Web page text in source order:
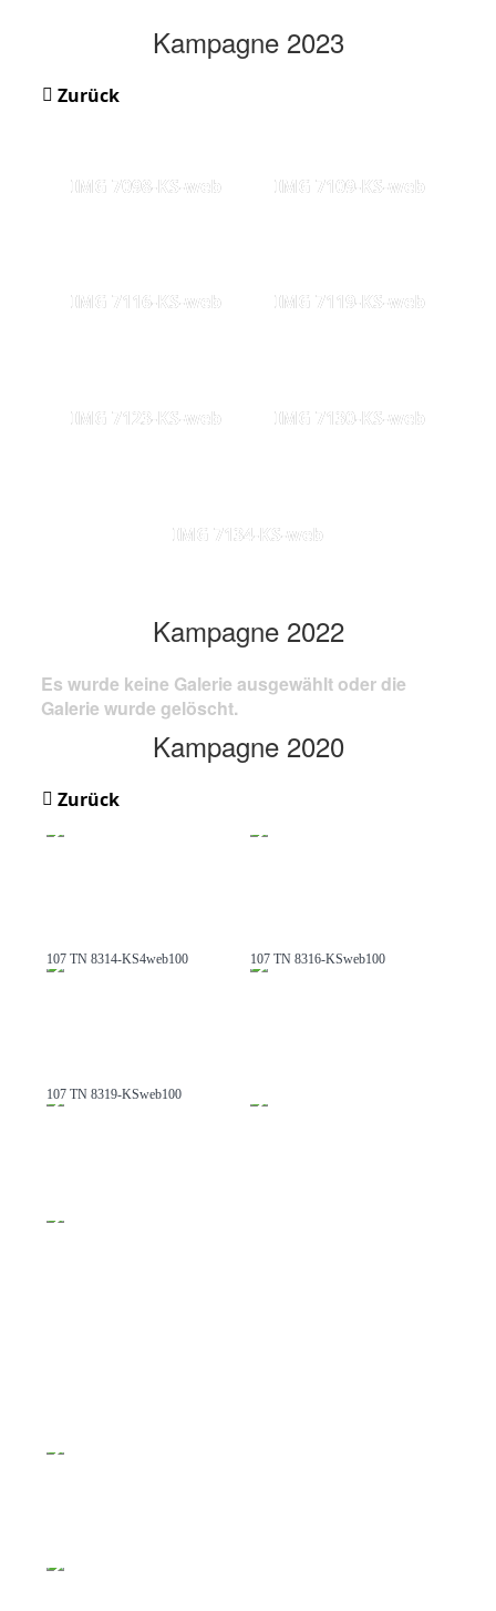
Kampagne 2023
Zurück
IMG 7098-KS-web IMG 7109-KS-web
IMG 7116-KS-web IMG 7119-KS-web
IMG 7123-KS-web IMG 7130-KS-web
IMG 7134-KS-web
Kampagne 2022
Es wurde keine Galerie ausgewählt oder die
Galerie wurde gelöscht.
Kampagne 2020
Zurück
107 TN 8314-KS4web100 107 TN 8316-KSweb100
107 TN 8319-KSweb100